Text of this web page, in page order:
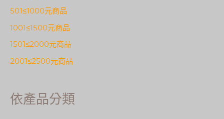
501≤1000元商品
1001≤1500元商品
1501≤2000元商品
2001≤2500元商品
依產品分類